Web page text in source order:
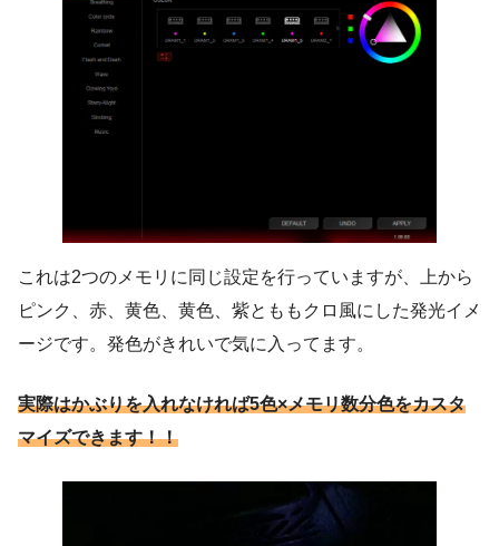
これは2つのメモリに同じ設定を行っていますが、上から
ピンク、赤、黄色、黄色、紫とももクロ風にした発光イメ
ージです。発色がきれいで気に入ってます。
実際はかぶりを入れなければ5色×メモリ数分色をカスタ
マイズできます！！